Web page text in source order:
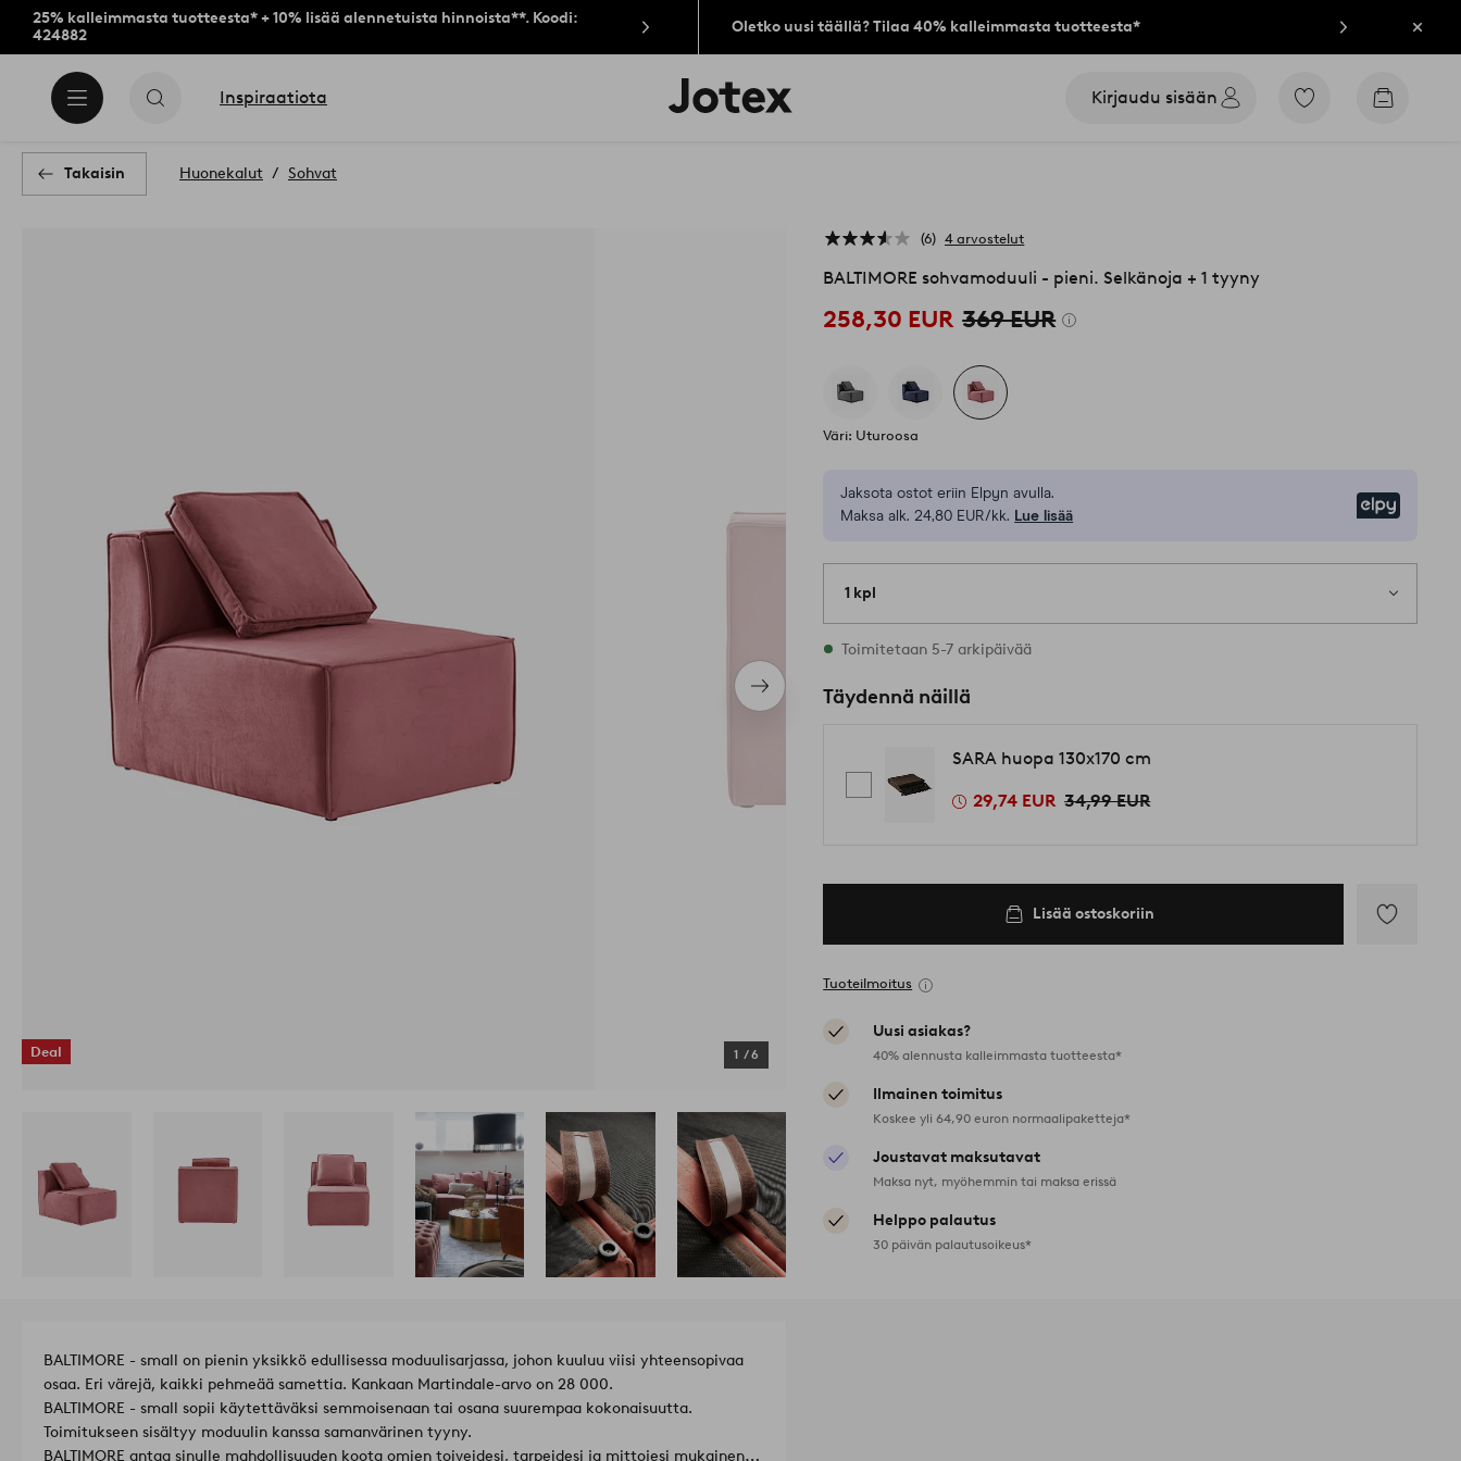
25% kalleimmasta tuotteesta* + 10% lisää alennetuista hinnoista**. Koodi:
424882
Oletko uusi täällä? Tilaa 40% kalleimmasta tuotteesta* Sulje
Inspiraatiota
Jotex-
logo
Kirjaudu sisään
Siirry
Siirry
Takaisin Huonekalut Sohvat
Seuraava
tuote
Deal 1 /6
6 4 arvostelut
BALTIMORE sohvamoduuli - pieni. Selkänoja + 1 tyyny
258,30 EUR 369 EUR
Väri: Uturoosa
Jaksota ostot eriin Elpyn avulla.
Maksa alk. 24,80 EUR/kk. Lue lisää
1 kpl
Varastossa
Toimitetaan 5-7 arkipäivää
Täydennä näillä
SARA huopa 130x170 cm
29,74 EUR 34,99 EUR
Lisää ostoskoriin
Tuoteilmoitus
Uusi asiakas?
40% alennusta kalleimmasta tuotteesta*
Ilmainen toimitus
Koskee yli 64,90 euron normaalipaketteja*
Joustavat maksutavat
Maksa nyt, myöhemmin tai maksa erissä
Helppo palautus
30 päivän palautusoikeus*
BALTIMORE - small on pienin yksikkö edullisessa moduulisarjassa, johon kuuluu viisi yhteensopivaa
osaa. Eri värejä, kaikki pehmeää samettia. Kankaan Martindale-arvo on 28 000.
BALTIMORE - small sopii käytettäväksi semmoisenaan tai osana suurempaa kokonaisuutta.
Toimitukseen sisältyy moduulin kanssa samanvärinen tyyny.
BALTIMORE antaa sinulle mahdollisuuden koota omien toiveidesi, tarpeidesi ja mittojesi mukainen